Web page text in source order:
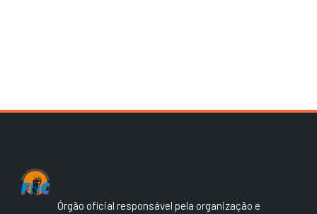
Órgão oficial responsável pela organização e